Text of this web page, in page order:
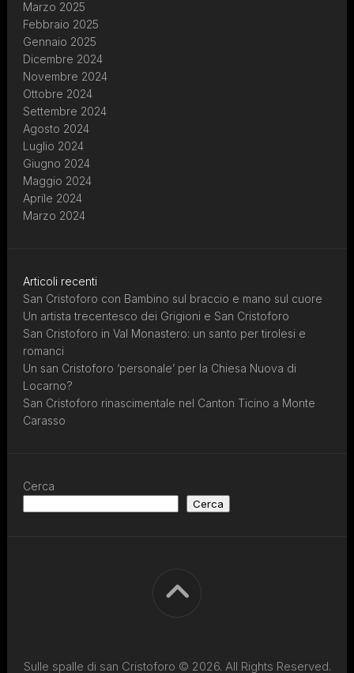
Marzo 2025
Febbraio 2025
Gennaio 2025
Dicembre 2024
Novembre 2024
Ottobre 2024
Settembre 2024
Agosto 2024
Luglio 2024
Giugno 2024
Maggio 2024
Aprile 2024
Marzo 2024
Articoli recenti
San Cristoforo con Bambino sul braccio e mano sul cuore
Un artista trecentesco dei Grigioni e San Cristoforo
San Cristoforo in Val Monastero: un santo per tirolesi e
romanci
Un san Cristoforo ‘personale’ per la Chiesa Nuova di
Locarno?
San Cristoforo rinascimentale nel Canton Ticino a Monte
Carasso
Cerca
Cerca
Sulle spalle di san Cristoforo © 2026. All Rights Reserved.